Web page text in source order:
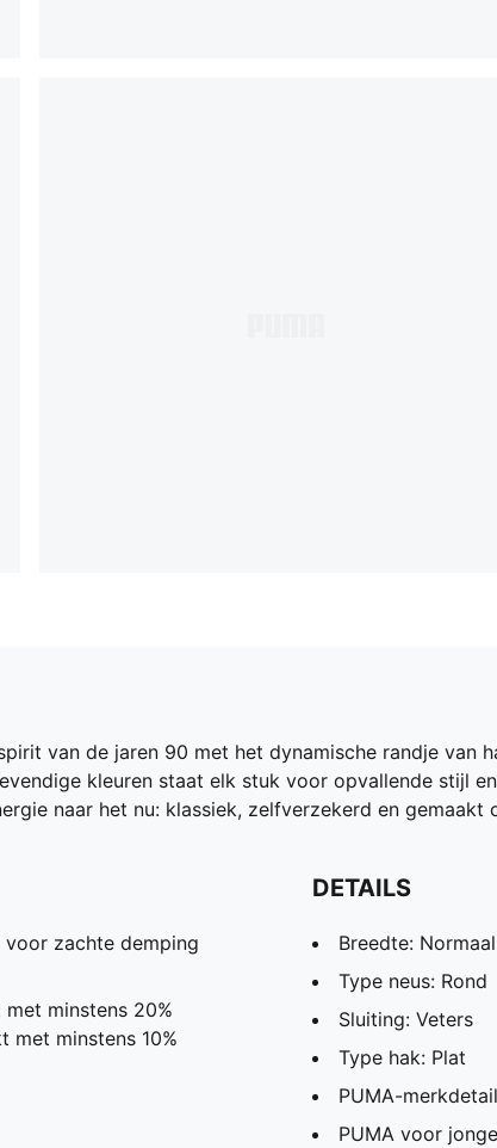
van de jaren 90 met het dynamische randje
kleuren staat elk stuk voor opvallende stijl
naar het nu: klassiek, zelfverzekerd en gemaakt
voor zachte demping
minstens 20%
met minstens 10%
DETAILS
Breedte: Normaal
Type neus: Rond
Sluiting: Veters
Type hak: Plat
PUMA-
PUMA voor